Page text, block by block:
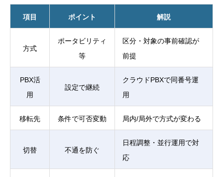
項目 ポイント 解説
方式
ポータビリティ
等
区分・対象の事前確認が
前提
PBX活
用
設定で継続
クラウドPBXで同番号運
用
移転先 条件で可否変動 局内/局外で方式が変わる
切替 不通を防ぐ
日程調整・並行運用で対
応